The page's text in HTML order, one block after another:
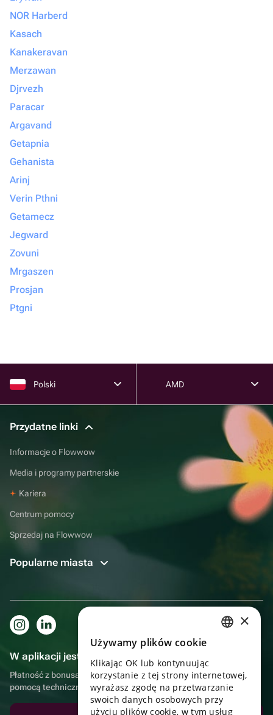
NOR Harberd
Kasach
Kanakeravan
Merzawan
Djrvezh
Paracar
Argavand
Getapnia
Gehanista
Arinj
Verin Pthni
Getamecz
Jegward
Zovuni
Mrgaszen
Prosjan
Ptgni
Polski AMD
Przydatne linki
Informacje o Flowwow
Media i programy partnerskie
Kariera
Centrum pomocy
Sprzedaj na Flowwow
Popularne miasta
W aplikacji jest to jeszcze wygodniejsze!
Płatność z bonusami, samodzielna dostawa, wygodny czat z
pomocą techniczną
UKRAINIAN
PORTUGUESE
×
Używamy plików cookie
Klikając OK lub kontynuując
korzystanie z tej strony internetowej,
wyrażasz zgodę na przetwarzanie
swoich danych osobowych przy
użyciu plików cookie, w tym usług